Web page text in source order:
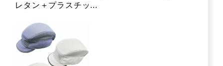
レタン＋プラスチッ...